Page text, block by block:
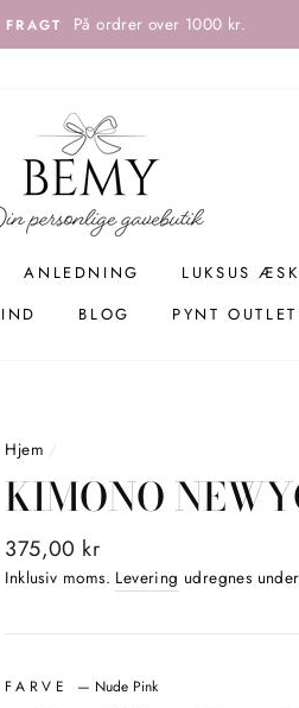
På ordrer over 1000 kr.
ANLEDNING LUKSUS
BLOG PYNT OUTLET
Hjem /
KIMONO
Normalpris
375,00 kr
Inklusiv moms. Levering udregnes
FARVE — Nude Pink